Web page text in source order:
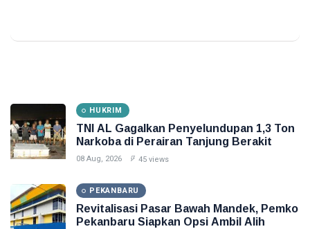
HUKRIM
TNI AL Gagalkan Penyelundupan 1,3 Ton
Narkoba di Perairan Tanjung Berakit
08 Aug, 2026 45 views
PEKANBARU
Revitalisasi Pasar Bawah Mandek, Pemko
Pekanbaru Siapkan Opsi Ambil Alih